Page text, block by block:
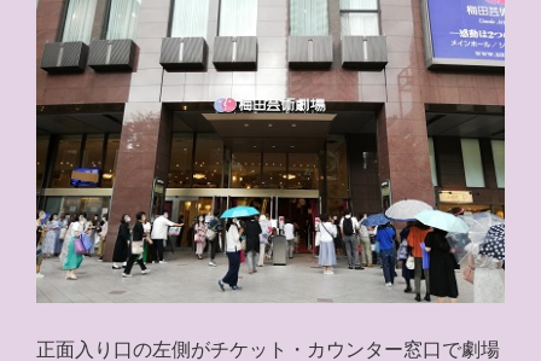
正面入り口の左側がチケット・カウンター窓口で劇場